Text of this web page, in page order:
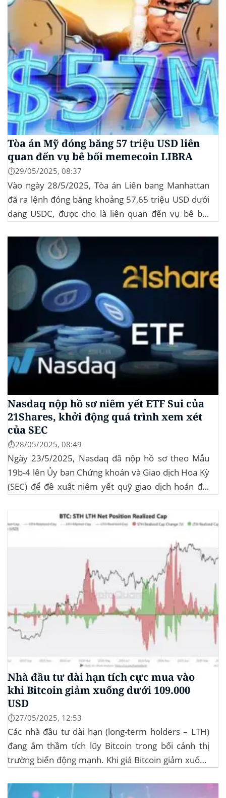
Tòa án Mỹ đóng băng 57 triệu USD liên
quan đến vụ bê bối memecoin LIBRA
⏱️29/05/2025, 08:37
Vào ngày 28/5/2025, Tòa án Liên bang Manhattan
đã ra lệnh đóng băng khoảng 57,65 triệu USD dưới
dạng USDC, được cho là liên quan đến vụ bê bối
tập thể do Burwick Law đại diện, cáo buộc các công
Nasdaq nộp hồ sơ niêm yết ETF Sui của
21Shares, khởi động quá trình xem xét
của SEC
⏱️28/05/2025, 08:49
Ngày 23/5/2025, Nasdaq đã nộp hồ sơ theo Mẫu
19b-4 lên Ủy ban Chứng khoán và Giao dịch Hoa Kỳ
(SEC) để đề xuất niêm yết quỹ giao dịch hoán đổi
trình xem xét chính thức của SEC đối với...
Nhà đầu tư dài hạn tích cực mua vào
khi Bitcoin giảm xuống dưới 109.000
USD
⏱️27/05/2025, 12:53
Các nhà đầu tư dài hạn (long-term holders – LTH)
đang âm thầm tích lũy Bitcoin trong bối cảnh thị
trường biến động mạnh. Khi giá Bitcoin giảm xuống
khiến hơn 185 triệu USD vị thế mua bị xóa...